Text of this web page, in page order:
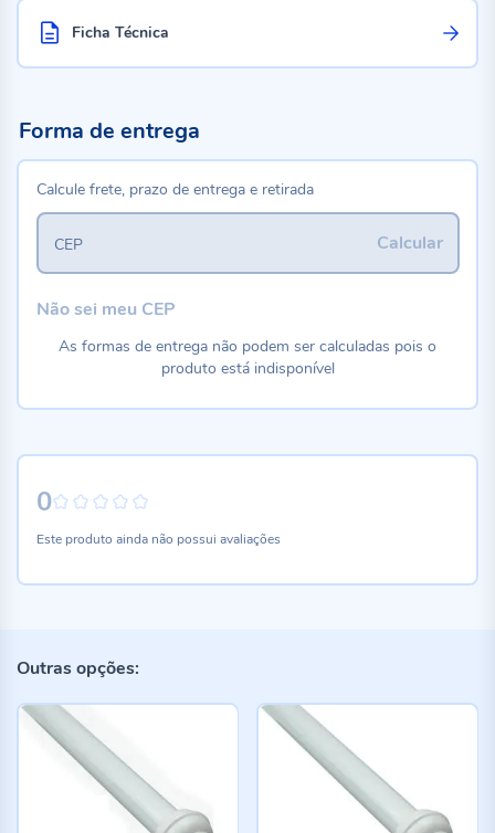
Ficha Técnica
0
Este produto ainda não possui avaliações
Forma de entrega
Calcule frete, prazo de entrega e retirada
Calcular
CEP
Não sei meu CEP
As formas de entrega não podem ser calculadas pois o
produto está indisponível
Outras opções: